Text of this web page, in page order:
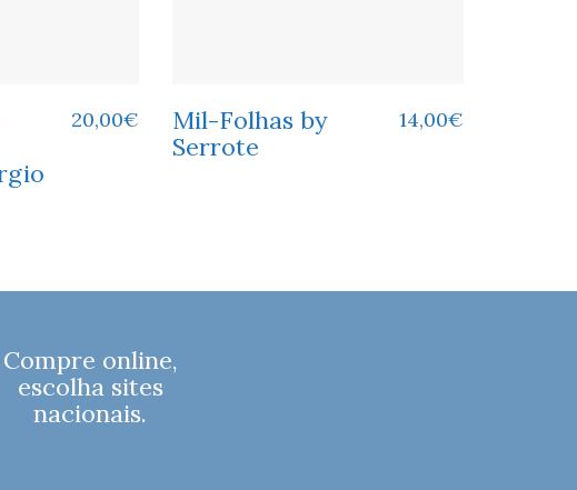
20,00€
Mil-Folhas by
Serrote
14,00€
Compre online,
escolha sites
nacionais.